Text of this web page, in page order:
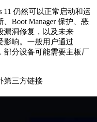
11 仍然可以正常启动和运
Boot Manager 保护、恶
漏洞修复，以及未来
影响。一般用户通过
部分设备可能需要主板厂
第三方链接